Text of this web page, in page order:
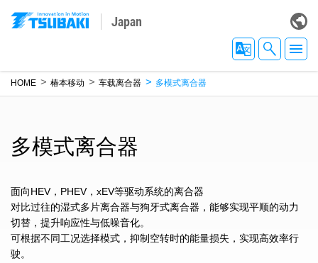
Japan
HOME 椿本移动 车载离合器 多模式离合器
多模式离合器
面向HEV，PHEV，xEV等驱动系统的离合器
对比过往的湿式多片离合器与狗牙式离合器，能够实现平顺的动力
切替，提升响应性与低噪音化。
可根据不同工况选择模式，抑制空转时的能量损失，实现高效率行
驶。